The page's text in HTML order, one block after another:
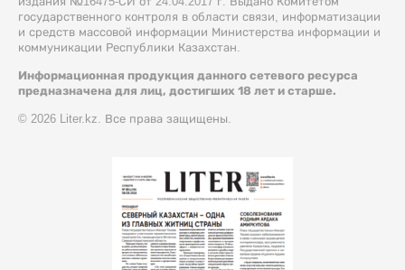
государственного контроля в области связи, информатизации
и средств массовой информации Министерства информации и
коммуникации Республики Казахстан.
Информационная продукция данного сетевого ресурса
предназначена для лиц, достигших 18 лет и старше.
© 2026 Liter.kz. Все права защищены.